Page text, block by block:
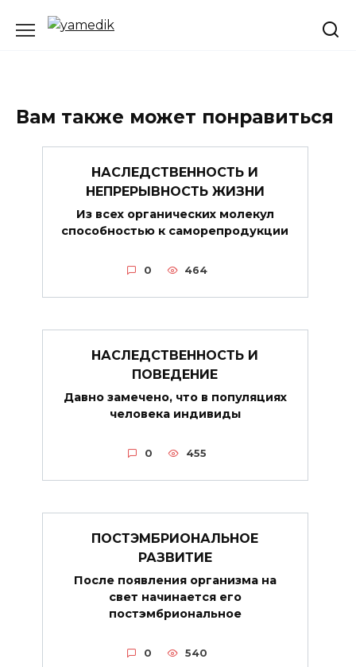
Вам также может понравиться
НАСЛЕДСТВЕННОСТЬ И
НЕПРЕРЫВНОСТЬ ЖИЗНИ
Из всех органических молекул
способностью к саморепродукции
0 464
НАСЛЕДСТВЕННОСТЬ И
ПОВЕДЕНИЕ
Давно замечено, что в популяциях
человека индивиды
0 455
ПОСТЭМБРИОНАЛЬНОЕ
РАЗВИТИЕ
После появления организма на
свет начинается его
постэмбриональное
0 540